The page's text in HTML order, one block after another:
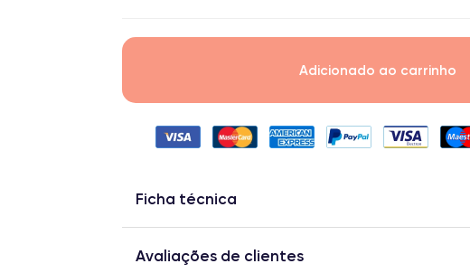
Adicionado ao carrinho
Ficha técnica
Avaliações de clientes